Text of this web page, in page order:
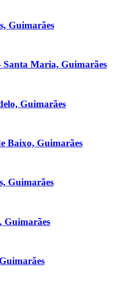
Guimarães
Santa Maria, Guimarães
Guimarães
Baixo, Guimarães
Guimarães
Guimarães